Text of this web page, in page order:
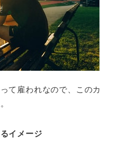
て雇われなので、このカ
イメージ